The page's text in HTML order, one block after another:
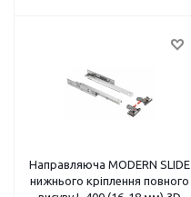
Направляюча MODERN SLIDE
нижнього кріплення повного